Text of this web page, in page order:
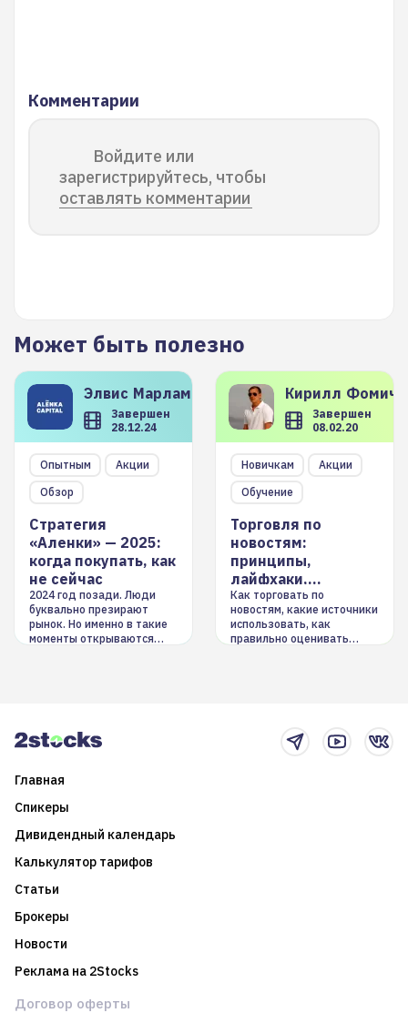
Комментарии
Войдите или
зарегистрируйтесь, чтобы
оставлять комментарии
Может быть полезно
Элвис Марламов
Завершен
28.12.24
Опытным
Акции
Обзор
Стратегия
«Аленки» — 2025:
когда покупать, как
не сейчас
2024 год позади. Люди
буквально презирают
рынок. Но именно в такие
моменты открываются
Кирилл
Завершен
08.02.20
Новичкам
Акции
Обучение
Торговля по
новостям:
принципы,
лайфхаки,
инструменты
Как торговать по
новостям, какие источники
использовать, как
правильно оценивать
Главная
Спикеры
Дивидендный календарь
Калькулятор тарифов
Статьи
Брокеры
Новости
Реклама на 2Stocks
Договор оферты